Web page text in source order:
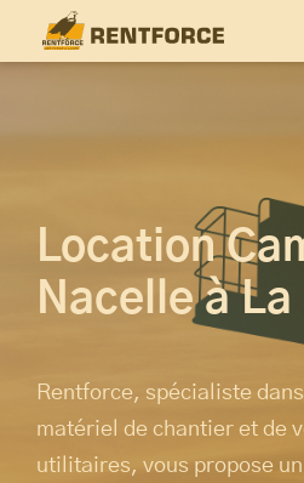
Location
Nacelle à
Rentforce, spécialiste
matériel de chantier et de
utilitaires, vous propose